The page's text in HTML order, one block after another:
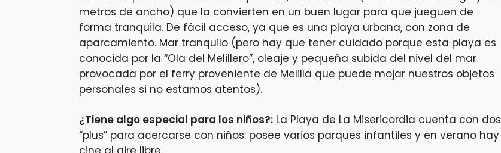
metros de ancho) que la convierten en un buen lugar para que jueguen de
forma tranquila. De fácil acceso, ya que es una playa urbana, con zona de
aparcamiento. Mar tranquilo (pero hay que tener cuidado porque esta playa es
conocida por la “Ola del Melillero”, oleaje y pequeña subida del nivel del mar
provocada por el ferry proveniente de Melilla que puede mojar nuestros objetos
personales si no estamos atentos).
¿Tiene algo especial para los niños?: La Playa de La Misericordia cuenta con dos
“plus” para acercarse con niños: posee varios parques infantiles y en verano hay